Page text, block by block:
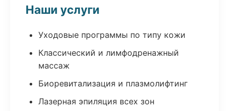
Наши услуги
Уходовые программы по типу кожи
Классический и лимфодренажный
массаж
Биоревитализация и плазмолифтинг
Лазерная эпиляция всех зон